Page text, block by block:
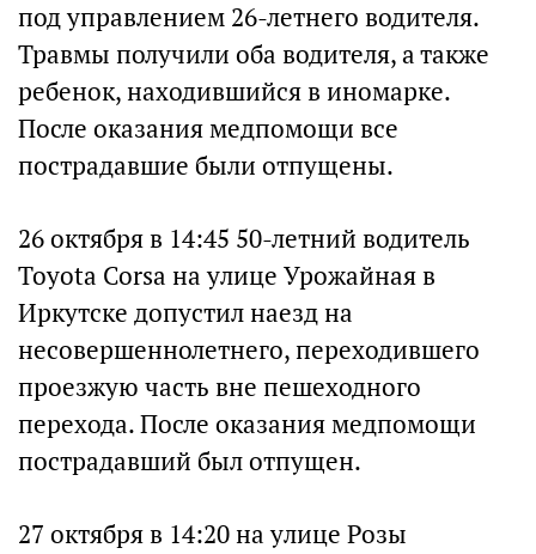
под управлением 26-летнего водителя.
Травмы получили оба водителя, а также
ребенок, находившийся в иномарке.
После оказания медпомощи все
пострадавшие были отпущены.
26 октября в 14:45 50-летний водитель
Toyota Corsa на улице Урожайная в
Иркутске допустил наезд на
несовершеннолетнего, переходившего
проезжую часть вне пешеходного
перехода. После оказания медпомощи
пострадавший был отпущен.
27 октября в 14:20 на улице Розы